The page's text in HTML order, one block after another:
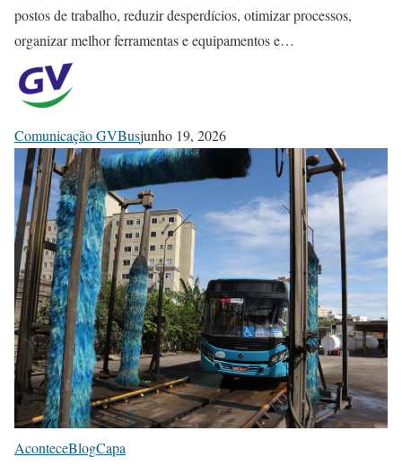
postos de trabalho, reduzir desperdícios, otimizar processos,
organizar melhor ferramentas e equipamentos e…
Comunicação GVBusjunho 19, 2026
AconteceBlogCapa